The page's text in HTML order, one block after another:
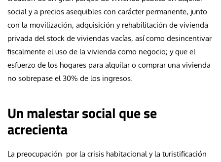
social y a precios asequibles con carácter permanente, junto
con la movilización, adquisición y rehabilitación de vivienda
privada del stock de viviendas vacías, así como desincentivar
fiscalmente el uso de la vivienda como negocio; y que el
esfuerzo de los hogares para alquilar o comprar una vivienda
no sobrepase el 30% de los ingresos.
Un malestar social que se
acrecienta
La preocupación por la crisis habitacional y la turistificación